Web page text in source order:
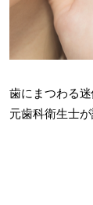
歯にまつわる
元歯科衛生士が